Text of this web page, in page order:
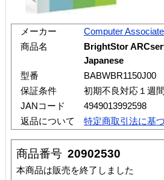
メーカー
Computer
商品名
BrightStor
Japanese
型番
BABWBR1150J00
保証条件
初期不良対応１週
JANコード
4949013992598
返品について
特定商取引法に基
商品番号 20902530
本商品は販売を終了しました